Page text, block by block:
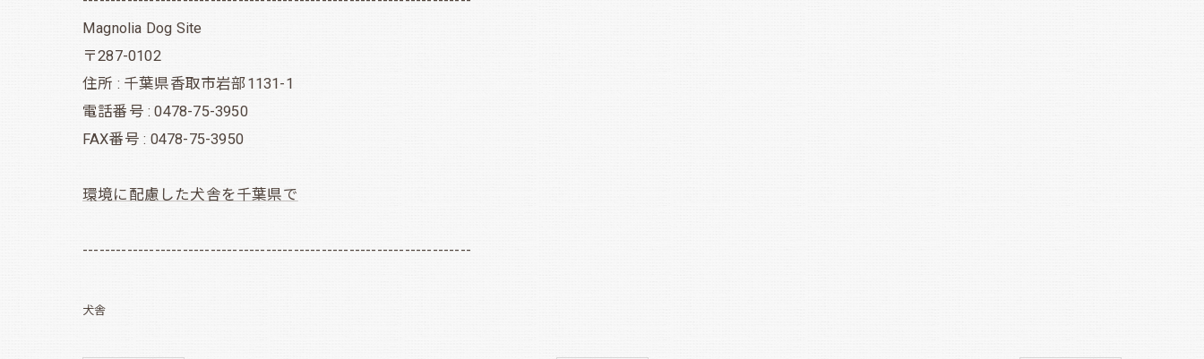
Magnolia Dog Site
〒287-0102
住所 : 千葉県香取市岩部1131-1
電話番号 : 0478-75-3950
FAX番号 : 0478-75-3950
環境に配慮した犬舎を千葉県で
----------------------------------------------------------------------
犬舎